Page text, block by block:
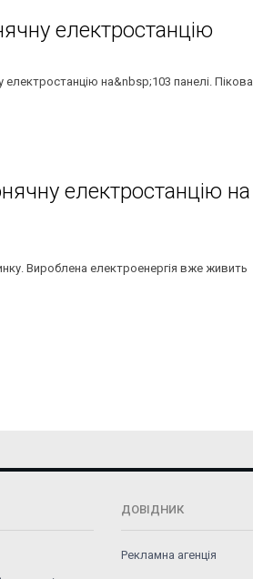
електростанцію
на&nbsp;103 панелі. Пікова
електростанцію на
Вироблена електроенергія вже живить
ДОВІДНИК
Рекламна агенція